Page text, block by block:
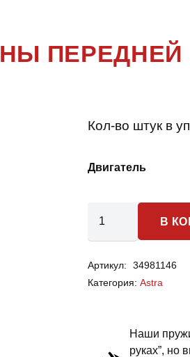
Кол-во штук в
Двигатель
Astra
-
передней
подвески
В
Артикул:
34981146
Категория:Astra
Наши
руках”, но